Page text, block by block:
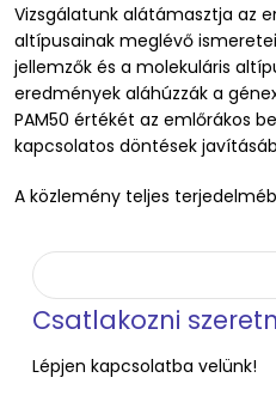
Vizsgálatunk alátámasztja az
altípusainak meglévő
jellemzők és a molekuláris
eredmények aláhúzzák a
PAM50 értékét az emlőrákos
kapcsolatos döntések
A közlemény teljes
Keresés
Keresés
Csatlakozni
Lépjen kapcsolatba velünk!